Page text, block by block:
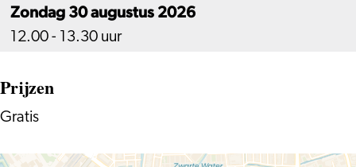
Zondag 30 augustus 2026
12.00 - 13.30 uur
Prijzen
Gratis